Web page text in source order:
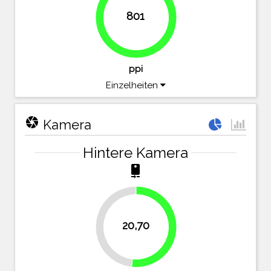
801
99.3%
ppi
Einzelheiten
camera Kamera
Hintere Kamera
camera_rear
20,70 51.7%